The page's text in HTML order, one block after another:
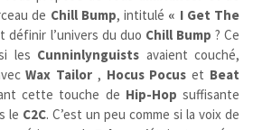
de Chill Bump, intitulé « I Get The
définir l’univers du duo Chill Bump ? Ce
les Cunninlynguists avaient couché,
Wax Tailor , Hocus Pocus et Beat
cette touche de Hip-Hop suffisante
le C2C. C’est un peu comme si la voix de